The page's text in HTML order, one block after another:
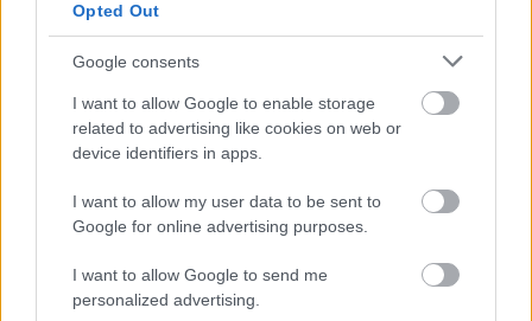
Opted Out
Google consents
I want to allow Google to enable storage
related to advertising like cookies on web or
device identifiers in apps.
I want to allow my user data to be sent to
Google for online advertising purposes.
I want to allow Google to send me
personalized advertising.
Kiemelt együttműködő partner